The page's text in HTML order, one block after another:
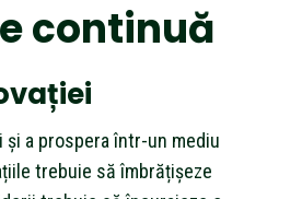
continuă
și a prospera într-un mediu
trebuie să îmbrățișeze